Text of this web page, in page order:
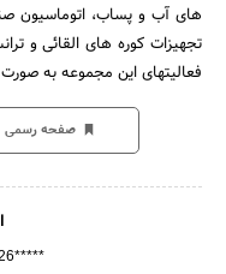
های آب و پساب، اتوماسیون
تجهیزات کوره های القائی و
فعالیتهای این مجموعه به صورت EPC می باشد.
صفحه رسمی